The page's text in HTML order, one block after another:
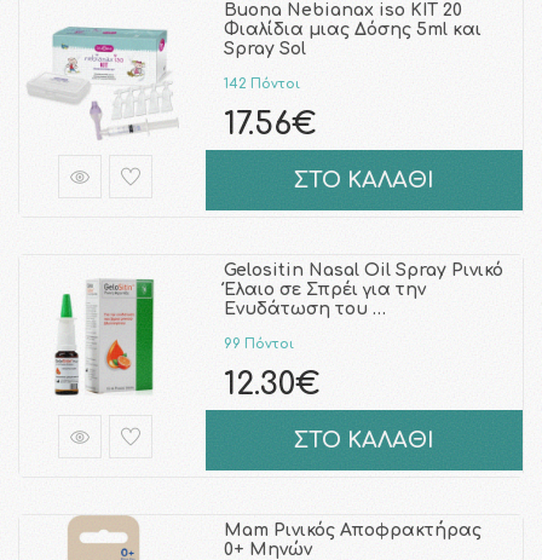
Buona Nebianax iso KIT 20
Φιαλίδια μιας Δόσης 5ml και
Spray Sol
142 Πόντοι
17.56€
ΣΤΟ ΚΑΛΑΘΙ
Gelositin Nasal Oil Spray Ρινικό
Έλαιο σε Σπρέι για την
Ενυδάτωση του …
99 Πόντοι
12.30€
ΣΤΟ ΚΑΛΑΘΙ
Mam Ρινικός Αποφρακτήρας
0+ Μηνών